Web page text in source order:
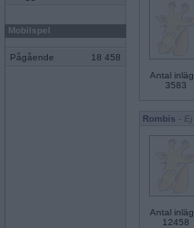
Mobilspel
Pågående 18 458
Antal
3583
Rombis -
Antal
12458